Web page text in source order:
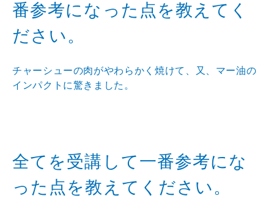
番参考になった点を教えてく
ださい。
チャーシューの肉がやわらかく焼けて、又、マー油の
インパクトに驚きました。
全てを受講して一番参考にな
った点を教えてください。